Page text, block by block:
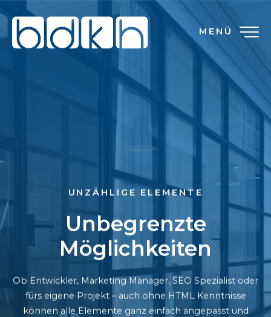
MENÜ
UNZÄHLIGE ELEMENTE
Unbegrenzte
Möglichkeiten
Ob Entwickler, Marketing Manager, SEO Spezialist oder
fürs eigene Projekt – auch ohne HTML Kenntnisse
können alle Elemente ganz einfach angepasst und